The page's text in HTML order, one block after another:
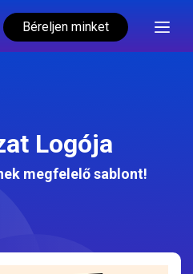
Béreljen minket
Logója
megfelelő sablont!